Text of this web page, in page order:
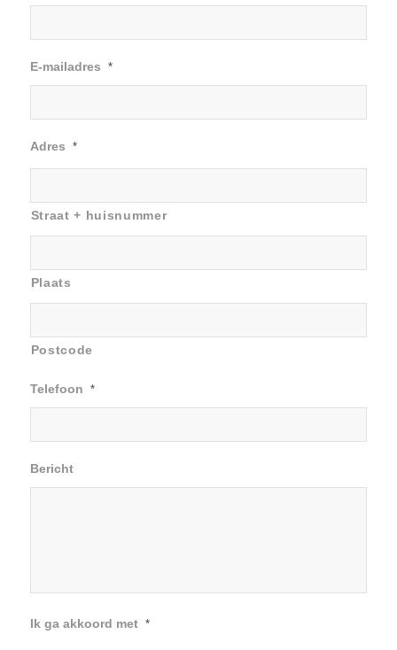
E-mailadres *
Adres *
Straat + huisnummer
Plaats
Postcode
Telefoon *
Bericht
Ik ga akkoord met *